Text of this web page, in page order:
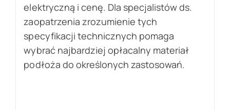
elektryczną i cenę. Dla specjalistów ds.
zaopatrzenia zrozumienie tych
specyfikacji technicznych pomaga
wybrać najbardziej opłacalny materiał
podłoża do określonych zastosowań.